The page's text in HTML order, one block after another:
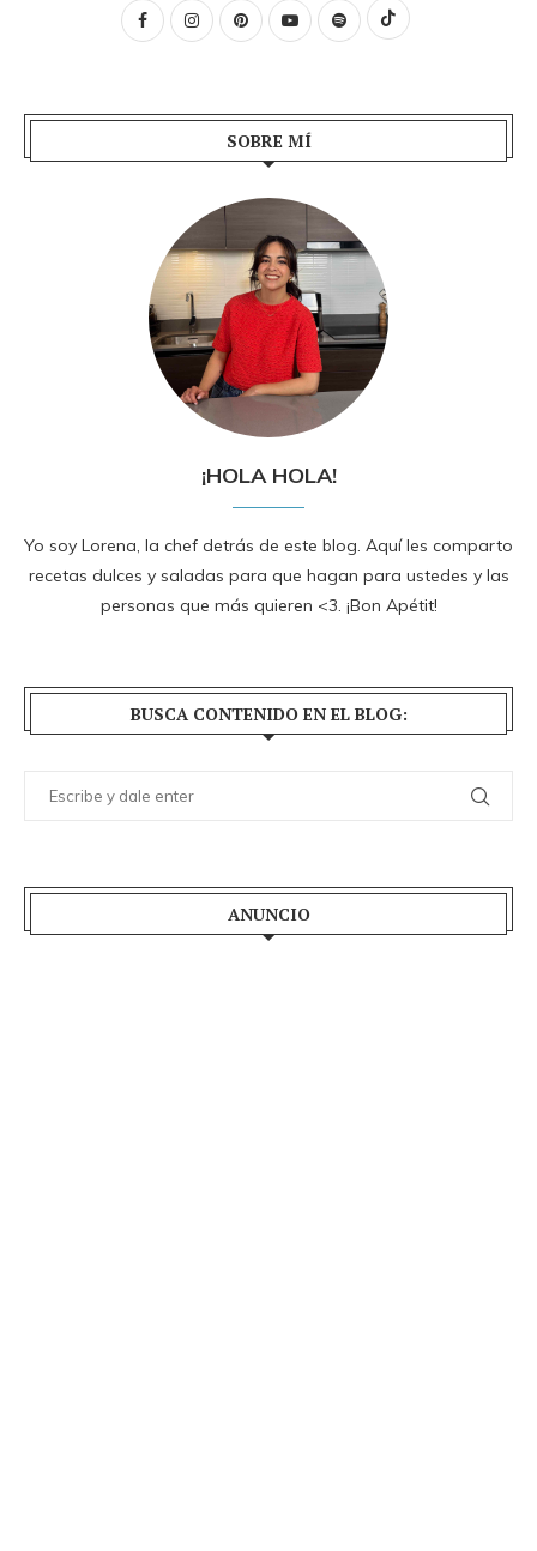
SOBRE MÍ
¡HOLA HOLA!
Yo soy Lorena, la chef detrás de este blog. Aquí les comparto
recetas dulces y saladas para que hagan para ustedes y las
personas que más quieren <3. ¡Bon Apétit!
BUSCA CONTENIDO EN EL BLOG:
ANUNCIO